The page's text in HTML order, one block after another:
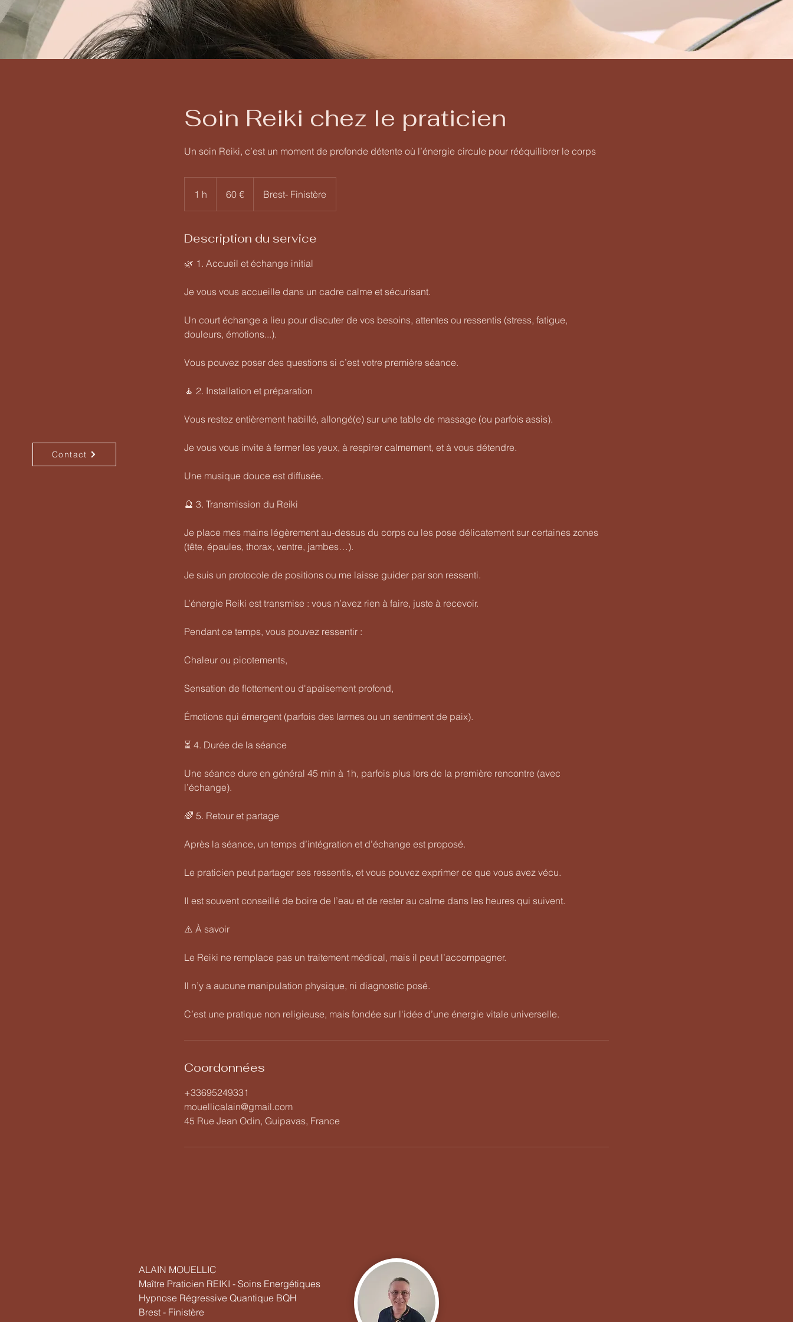
Contact
Soin Reiki chez le praticien
Un soin Reiki, c’est un moment de profonde détente où l’énergie circule pour rééquilibrer le corps
1 h 60 € Brest- Finistère
Description du service
🌿 1. Accueil et échange initial
Je vous vous accueille dans un cadre calme et sécurisant.
Un court échange a lieu pour discuter de vos besoins, attentes ou ressentis (stress, fatigue,
douleurs, émotions...).
Vous pouvez poser des questions si c’est votre première séance.
🧘 2. Installation et préparation
Vous restez entièrement habillé, allongé(e) sur une table de massage (ou parfois assis).
Je vous vous invite à fermer les yeux, à respirer calmement, et à vous détendre.
Une musique douce est diffusée.
🔮 3. Transmission du Reiki
Je place mes mains légèrement au-dessus du corps ou les pose délicatement sur certaines zones
(tête, épaules, thorax, ventre, jambes…).
Je suis un protocole de positions ou me laisse guider par son ressenti.
L’énergie Reiki est transmise : vous n’avez rien à faire, juste à recevoir.
Pendant ce temps, vous pouvez ressentir :
Chaleur ou picotements,
Sensation de flottement ou d'apaisement profond,
Émotions qui émergent (parfois des larmes ou un sentiment de paix).
⏳ 4. Durée de la séance
Une séance dure en général 45 min à 1h, parfois plus lors de la première rencontre (avec
l’échange).
🌈 5. Retour et partage
Après la séance, un temps d’intégration et d’échange est proposé.
Le praticien peut partager ses ressentis, et vous pouvez exprimer ce que vous avez vécu.
Il est souvent conseillé de boire de l’eau et de rester au calme dans les heures qui suivent.
⚠️ À savoir
Le Reiki ne remplace pas un traitement médical, mais il peut l’accompagner.
Il n’y a aucune manipulation physique, ni diagnostic posé.
C’est une pratique non religieuse, mais fondée sur l'idée d’une énergie vitale universelle.
Coordonnées
+33695249331
mouellicalain@gmail.com
45 Rue Jean Odin, Guipavas, France
ALAIN MOUELLIC
Maître Praticien REIKI - Soins Energétiques
Hypnose Régressive Quantique BQH
Brest - Finistère